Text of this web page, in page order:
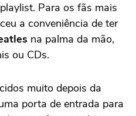
Para os fãs mais
a conveniência de ter
na palma da mão,
ou CDs.
muito depois da
porta de entrada para